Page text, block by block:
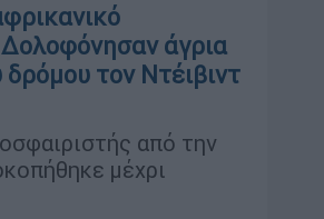
άγρια
τον Ντέιβιντ
από την
μέχρι